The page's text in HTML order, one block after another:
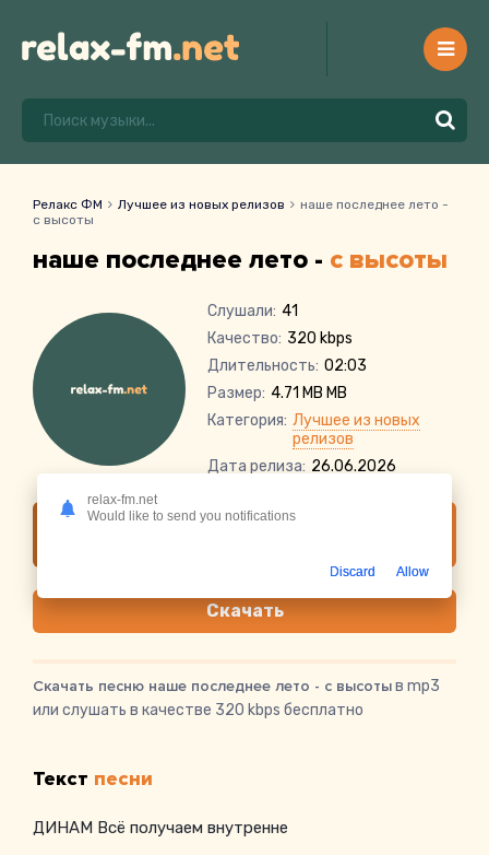
Релакс ФМ Лучшее из новых релизов
наше последнее лето -
с высоты
наше последнее лето - с высоты
Слушали: 41
Качество: 320 kbps
Длительность: 02:03
Размер: 4.71 MB MB
Категория: Лучшее из новых
релизов
Дата релиза: 26.06.2026
Слушать онлайн наше последнее лето - с
Скачать
Скачать песню наше последнее лето - с высотыв mp3
или слушать в качестве 320 kbps бесплатно
Текст песни
ДИНАМ Всё получаем внутренне
relax-fm.net
Would like to send you notifications
Discard Allow